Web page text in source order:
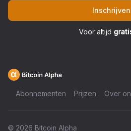
Inschrijven
Voor altijd
Abonnementen Prijzen Over
© 2026 Bitcoin Alpha